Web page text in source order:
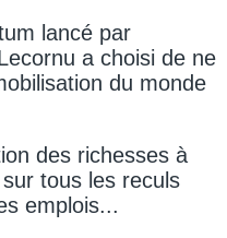
lancé par
a choisi de ne
du monde
des richesses à
tous les reculs
emplois...